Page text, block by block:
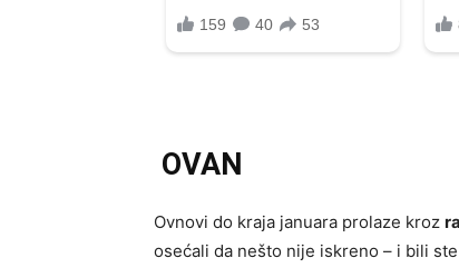
OVAN
Ovnovi do kraja januara prolaze kroz
osećali da nešto nije iskreno – i bili